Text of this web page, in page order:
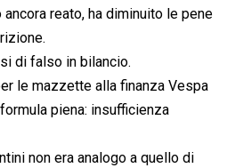
reato, ha diminuito le pene
di falso in bilancio.
le mazzette alla finanza Vespa
piena: insufficienza
non era analogo a quello di